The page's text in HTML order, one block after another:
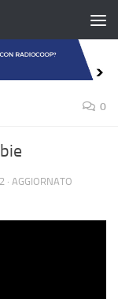
0
· AGGIORNATO